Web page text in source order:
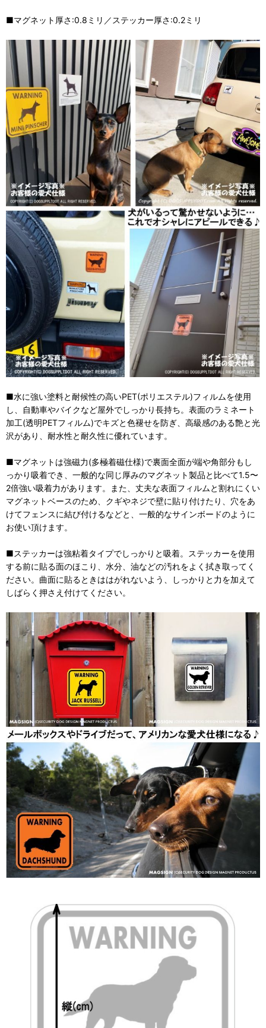
■マグネット厚さ:0.8ミリ／ステッカー厚さ:0.2ミリ
■水に強い塗料と耐候性の高いPET(ポリエステル)フィルムを使用
し、自動車やバイクなど屋外でしっかり長持ち。表面のラミネート
加工(透明PETフィルム)でキズと色褪せを防ぎ、高級感のある艶と光
沢があり、耐水性と耐久性に優れています。
■マグネットは強磁力(多極着磁仕様)で裏面全面が端や角部分もし
っかり吸着でき、一般的な同じ厚みのマグネット製品と比べて1.5〜
2倍強い吸着力があります。また、丈夫な表面フィルムと割れにくい
マグネットベースのため、クギやネジで壁に貼り付けたり、穴をあ
けてフェンスに結び付けるなどと、一般的なサインボードのように
お使い頂けます。
■ステッカーは強粘着タイプでしっかりと吸着。ステッカーを使用
する前に貼る面のほこり、水分、油などの汚れをよく拭き取ってく
ださい。曲面に貼るときははがれないよう、しっかりと力を加えて
しばらく押さえ付けてください。